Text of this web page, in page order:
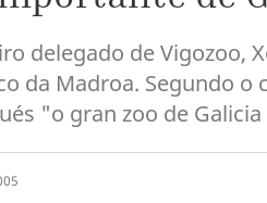
delegado de Vigozoo,
da Madroa. Segundo
"o gran zoo de